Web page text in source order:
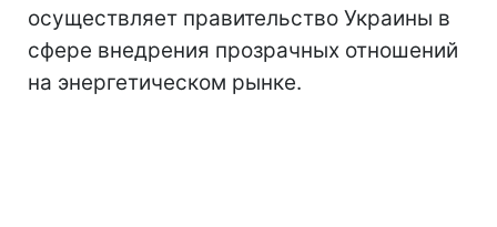
осуществляет правительство Украины в
сфере внедрения прозрачных отношений
на энергетическом рынке.